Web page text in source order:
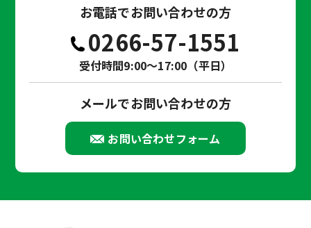
お電話でお問い合わせの方
0266-57-1551
受付時間9:00～17:00（平日）
メールでお問い合わせの方
お問い合わせフォーム